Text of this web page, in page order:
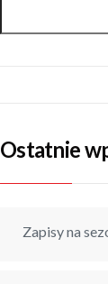
Ostatnie
Zapisy na